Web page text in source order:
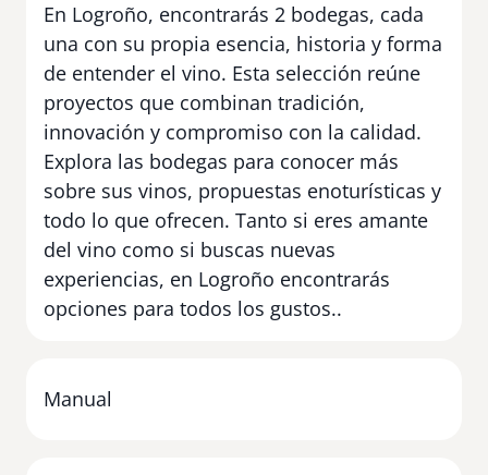
En Logroño, encontrarás 2 bodegas, cada
una con su propia esencia, historia y forma
de entender el vino. Esta selección reúne
proyectos que combinan tradición,
innovación y compromiso con la calidad.
Explora las bodegas para conocer más
sobre sus vinos, propuestas enoturísticas y
todo lo que ofrecen. Tanto si eres amante
del vino como si buscas nuevas
experiencias, en Logroño encontrarás
opciones para todos los gustos..
Manual